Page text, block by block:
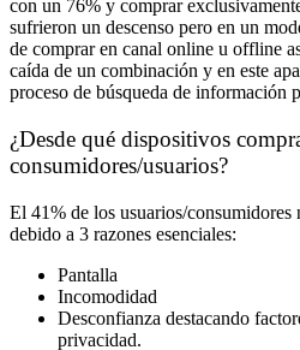
con un 76% y comprar
sufrieron un descenso pero en un
de comprar en canal online u offline
caída de un combinación y en este
proceso de búsqueda de información
¿Desde qué dispositivos
consumidores/usuarios?
El 41% de los usuarios/
debido a 3 razones esenciales:
Pantalla
Incomodidad
Desconfianza destacando
privacidad.